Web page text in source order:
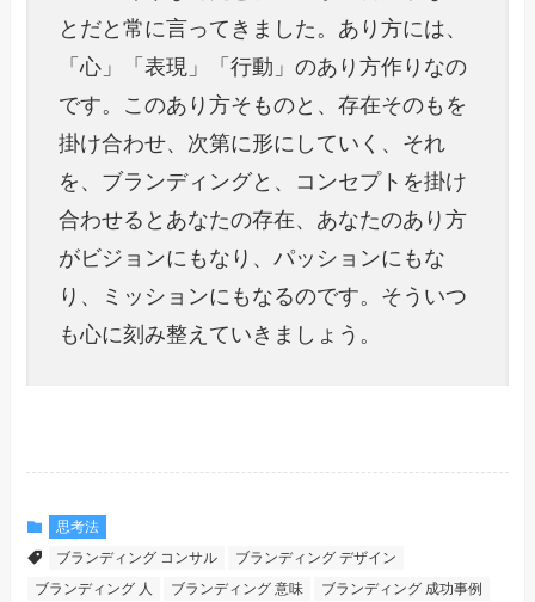
とだと常に言ってきました。あり方には、
「心」「表現」「行動」のあり方作りなの
です。このあり方そものと、存在そのもを
掛け合わせ、次第に形にしていく、それ
を、ブランディングと、コンセプトを掛け
合わせるとあなたの存在、あなたのあり方
がビジョンにもなり、パッションにもな
り、ミッションにもなるのです。そういつ
も心に刻み整えていきましょう。
思考法
ブランディング コンサル
ブランディング デザイン
ブランディング 人
ブランディング 意味 ブランディング 成功事例